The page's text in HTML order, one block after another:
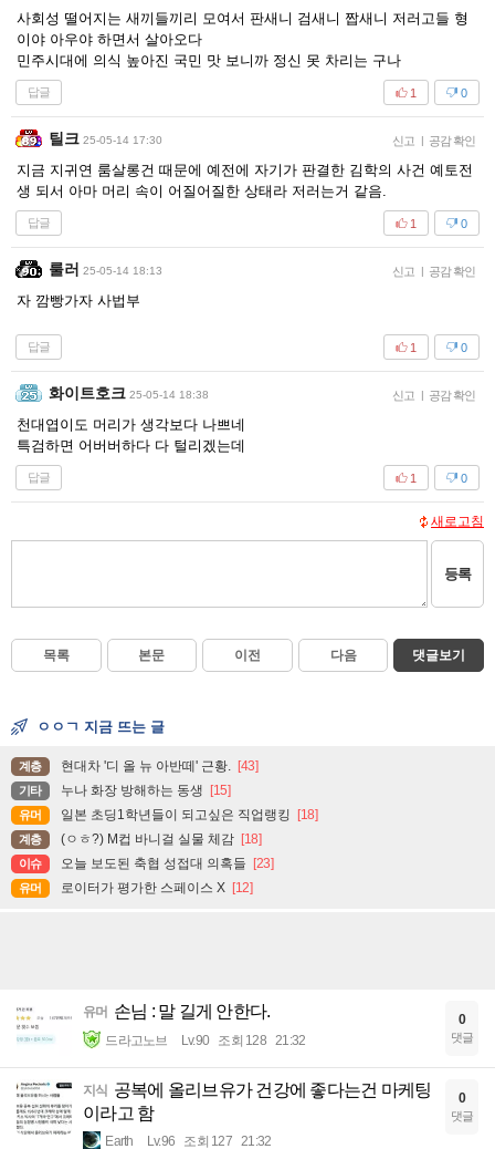
사회성 떨어지는 새끼들끼리 모여서 판새니 검새니 짭새니 저러고들 형
이야 아우야 하면서 살아오다
민주시대에 의식 높아진 국민 맛 보니까 정신 못 차리는 구나
답글 0
1
틸크 25-05-14 17:30 신고 | 공감 확인
지금 지귀연 룸살롱건 때문에 예전에 자기가 판결한 김학의 사건 예토전
생 되서 아마 머리 속이 어질어질한 상태라 저러는거 같음.
답글 0
1
룰러 25-05-14 18:13 신고 | 공감 확인
자 깜빵가자 사법부
답글 0
1
화이트호크 25-05-14 18:38 신고 | 공감 확인
천대엽이도 머리가 생각보다 나쁘네
특검하면 어버버하다 다 털리겠는데
답글 0
1
새로고침
등록
목록 본문 이전 다음 댓글보기
ㅇㅇㄱ 지금 뜨는 글
계층 현대차 '디 올 뉴 아반떼' 근황. [43]
기타 누나 화장 방해하는 동생 [15]
유머 일본 초딩1학년들이 되고싶은 직업랭킹 [18]
계층 (ㅇㅎ?) M컵 바니걸 실물 체감 [18]
이슈 오늘 보도된 축협 성접대 의혹들 [23]
유머 로이터가 평가한 스페이스 X [12]
유머 손님 : 말 길게 안한다.
드라고노브 Lv.90 조회 128 21:32
0
댓글
지식
공복에 올리브유가 건강에 좋다는건 마케팅
이라고 함
Earth Lv.96 조회 127 21:32
0
댓글